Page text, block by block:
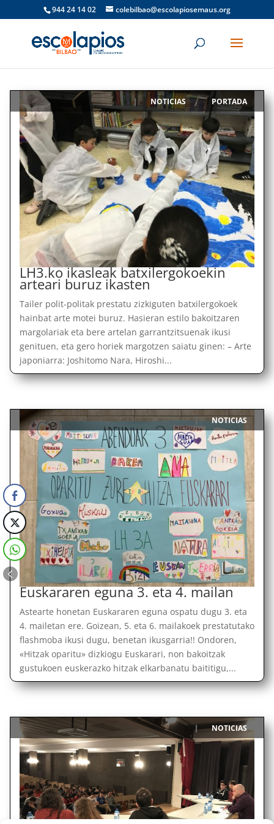
944 24 14 02 colebilbao@escolapiosemaus.org
LH3.ko ikasleak batxilergokoekin
arteari buruz ikasten
| NOTICIAS , PORTADA
Tailer polit-politak prestatu zizkiguten batxilergokoek
hainbat arte motei buruz. Hasieran estilo bakoitzaren
margolariak eta bere artelan garrantzitsuenak ikusi
genituen, eta gero horiek margotzen saiatu ginen: – Arte
japoniarra: Joshitomo Nara, Hiroshi...
Euskararen eguna 3. eta 4. mailan
| NOTICIAS
Astearte honetan Euskararen eguna ospatu dugu 3. eta
4. mailetan ere. Goizean, 5. eta 6. mailakoek prestatutako
flashmoba ikusi dugu, benetan ikusgarria!! Ondoren,
«Hitzak oparitu» dizkiogu Euskarari, non bakoitzak
gustukoen euskerazko hitzak elkarbanatu baititigu,...
| NOTICIAS